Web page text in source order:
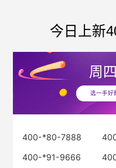
今日上新
周四
选一手好
400-*80-7888
400-*91-9666